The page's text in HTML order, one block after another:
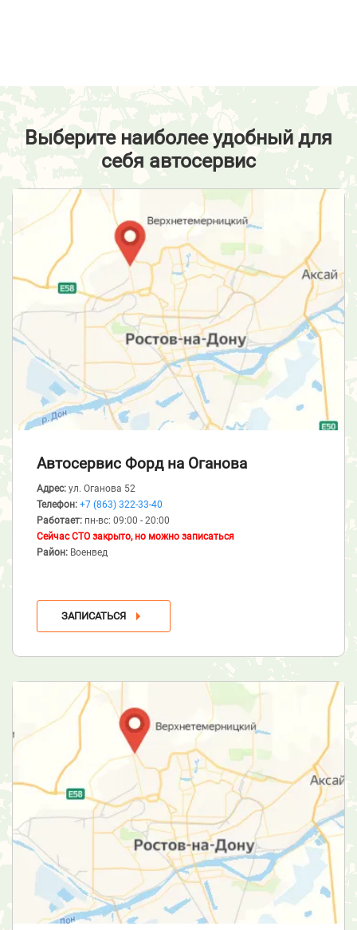
Выберите наиболее удобный для
себя автосервис
Автосервис Форд на Оганова
Адрес: ул. Оганова 52
Телефон: +7 (863) 322-33-40
Работает: пн-вс: 09:00 - 20:00
Сейчас СТО закрыто, но можно записаться
Район: Военвед
ЗАПИСАТЬСЯ